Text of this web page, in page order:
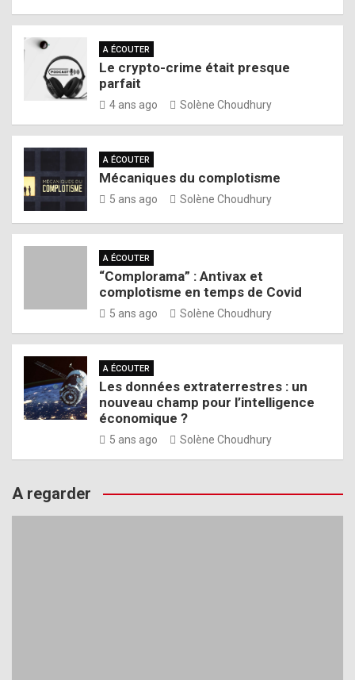
A ÉCOUTER
Le crypto-crime était presque
parfait
4 ans ago Solène Choudhury
A ÉCOUTER
Mécaniques du complotisme
5 ans ago Solène Choudhury
A ÉCOUTER
“Complorama” : Antivax et
complotisme en temps de Covid
5 ans ago Solène Choudhury
A ÉCOUTER
Les données extraterrestres : un
nouveau champ pour l’intelligence
économique ?
5 ans ago Solène Choudhury
A regarder